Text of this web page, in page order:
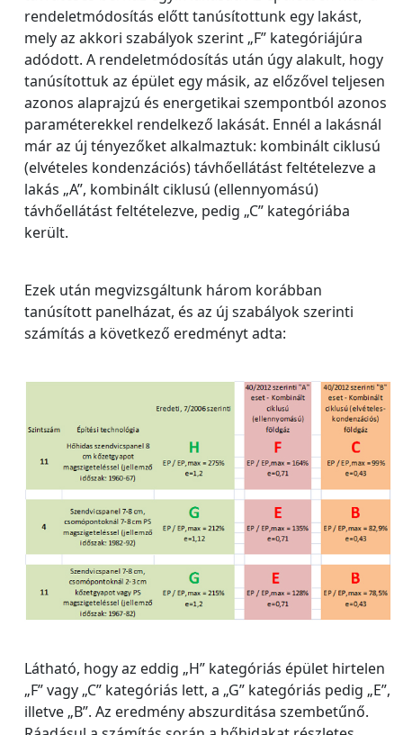
rendeletmódosítás előtt tanúsítottunk egy lakást,
mely az akkori szabályok szerint „F” kategóriájúra
adódott. A rendeletmódosítás után úgy alakult, hogy
tanúsítottuk az épület egy másik, az előzővel teljesen
azonos alaprajzú és energetikai szempontból azonos
paraméterekkel rendelkező lakását. Ennél a lakásnál
már az új tényezőket alkalmaztuk: kombinált ciklusú
(elvételes kondenzációs) távhőellátást feltételezve a
lakás „A”, kombinált ciklusú (ellennyomású)
távhőellátást feltételezve, pedig „C” kategóriába
került.
Ezek után megvizsgáltunk három korábban
tanúsított panelházat, és az új szabályok szerinti
számítás a következő eredményt adta:
Látható, hogy az eddig „H” kategóriás épület hirtelen
„F” vagy „C” kategóriás lett, a „G” kategóriás pedig „E”,
illetve „B”. Az eredmény abszurditása szembetűnő.